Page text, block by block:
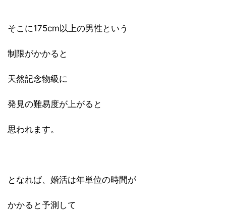
そこに175cm以上の男性という
制限がかかると
天然記念物級に
発見の難易度が上がると
思われます。
となれば、婚活は年単位の時間が
かかると予測して